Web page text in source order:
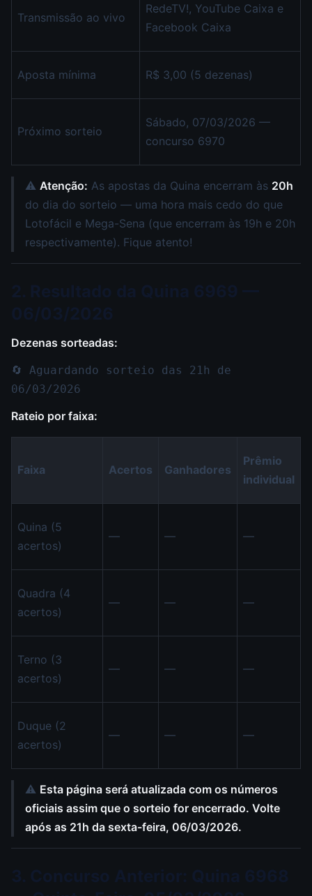
Transmissão ao vivo
RedeTV!, YouTube Caixa e
Facebook Caixa
Aposta mínima R$ 3,00 (5 dezenas)
Próximo sorteio
Sábado, 07/03/2026 —
concurso 6970
⚠️ Atenção: As apostas da Quina encerram às 20h
do dia do sorteio — uma hora mais cedo do que
Lotofácil e Mega-Sena (que encerram às 19h e 20h
respectivamente). Fique atento!
Dezenas sorteadas:
🔄 Aguardando sorteio das 21h de
06/03/2026
Rateio por faixa:
Faixa Acertos Ganhadores
Prêmio
individual
Quina (5
acertos)
— — —
Quadra (4
acertos)
— — —
Terno (3
acertos)
— — —
Duque (2
acertos)
— — —
⚠️ Esta página será atualizada com os números
oficiais assim que o sorteio for encerrado. Volte
após as 21h da sexta-feira, 06/03/2026.